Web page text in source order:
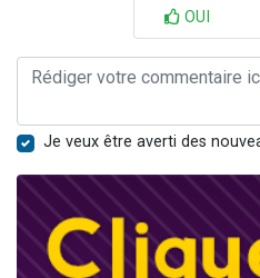
OUI
Je veux être averti des